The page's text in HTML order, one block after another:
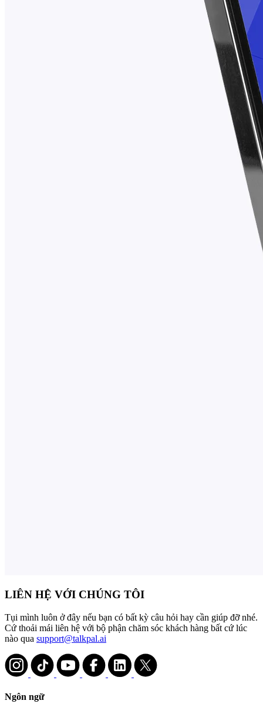
LIÊN HỆ VỚI CHÚNG TÔI
Tụi mình luôn ở đây nếu bạn có bất kỳ câu hỏi hay cần giúp đỡ nhé.
Cứ thoải mái liên hệ với bộ phận chăm sóc khách hàng bất cứ lúc
nào qua support@talkpal.ai
Ngôn ngữ